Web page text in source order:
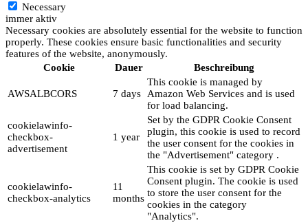
Necessary
immer aktiv
Necessary cookies are absolutely essential for the website to function
properly. These cookies ensure basic functionalities and security
features of the website, anonymously.
Cookie
Dauer Beschreibung
AWSALBCORS 7 days
This cookie is managed by
Amazon Web Services and is used
for load balancing.
cookielawinfo-
checkbox-
advertisement
1 year
Set by the GDPR Cookie Consent
plugin, this cookie is used to record
the user consent for the cookies in
the "Advertisement" category .
cookielawinfo-
checkbox-analytics
11
months
This cookie is set by GDPR Cookie
Consent plugin. The cookie is used
to store the user consent for the
cookies in the category
"Analytics".